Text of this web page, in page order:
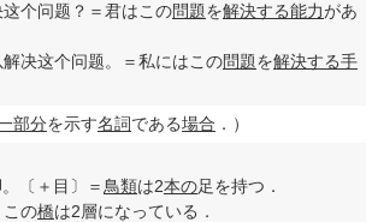
个问题？＝君はこの問題を解決する能力があ
决这个问题。＝私にはこの問題を解決する手
部分を示す名詞である場合 ．）
〔＋目〕＝ 鳥類は2本の足を持つ．
この橋は2層になっている．